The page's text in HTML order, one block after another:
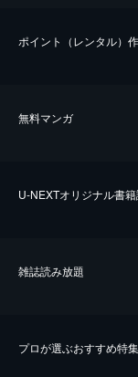
ポイント（レンタル）
無料マンガ
U-NEXTオリジナル書
雑誌読み放題
プロが選ぶおすすめ特集